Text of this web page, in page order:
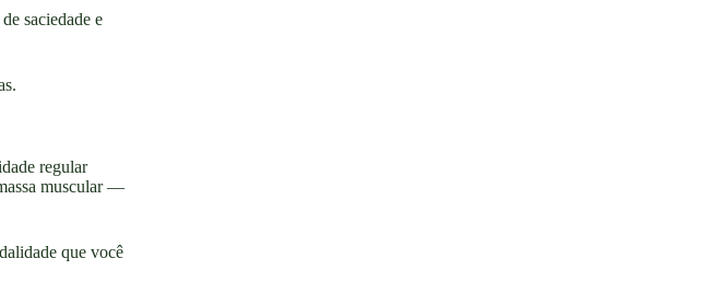
saciedade e
regular
muscular —
que você